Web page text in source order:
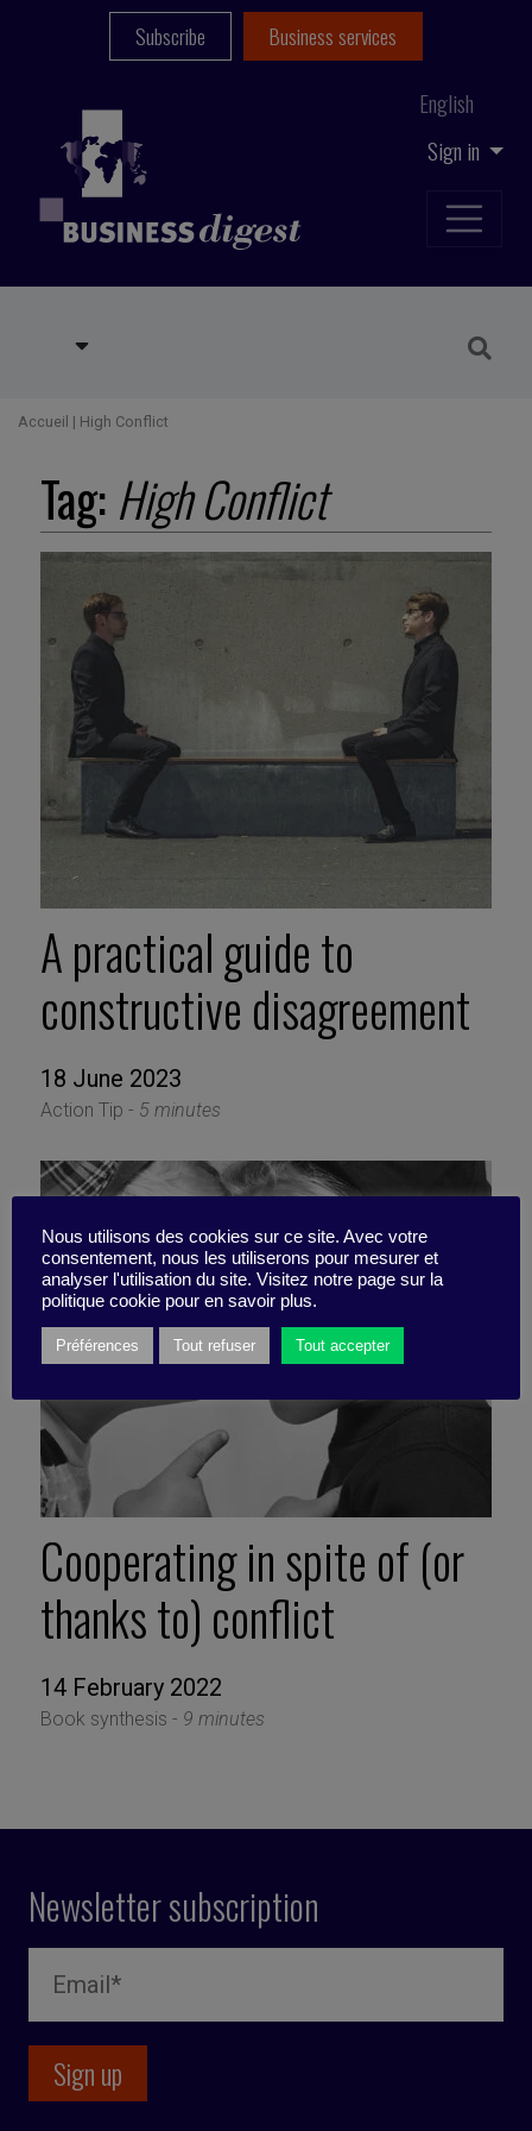
Sign in
English
Subscribe Business services
Accueil | High Conflict
Tag: High Conflict
A practical guide to
constructive disagreement
18 June 2023
Action Tip - 5 minutes
Cooperating in spite of (or
thanks to) conflict
14 February 2022
Book synthesis - 9 minutes
Newsletter subscription
Nous utilisons des cookies sur ce site. Avec votre
consentement, nous les utiliserons pour mesurer et
analyser l'utilisation du site. Visitez notre page sur la
politique cookie pour en savoir plus.
Préférences Tout refuser Tout accepter